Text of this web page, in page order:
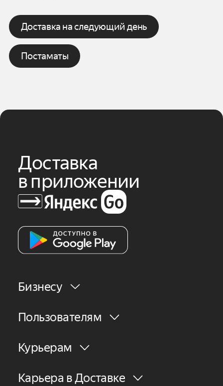
Доставка на следующий день
Постаматы
Доставка
в приложении
Бизнесу
Пользователям
Курьерам
Карьера в Доставке